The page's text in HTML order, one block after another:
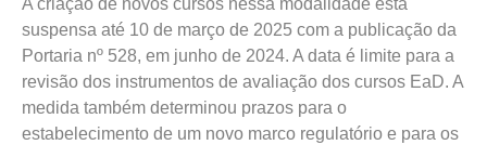
A criação de novos cursos nessa modalidade está
suspensa até 10 de março de 2025 com a publicação da
Portaria nº 528, em junho de 2024. A data é limite para a
revisão dos instrumentos de avaliação dos cursos EaD. A
medida também determinou prazos para o
estabelecimento de um novo marco regulatório e para os